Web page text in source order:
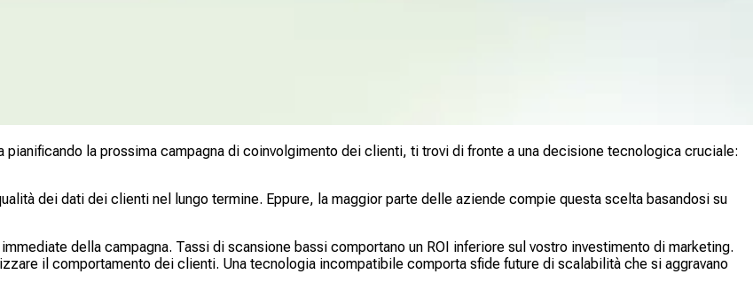
la prossima campagna di coinvolgimento dei clienti, ti trovi di fronte a una decisione tecnologica cruciale:
dei dati dei clienti nel lungo termine. Eppure, la maggior parte delle aziende compie questa scelta basandosi su
della campagna. Tassi di scansione bassi comportano un ROI inferiore sul vostro investimento di marketing.
il comportamento dei clienti. Una tecnologia incompatibile comporta sfide future di scalabilità che si aggravano